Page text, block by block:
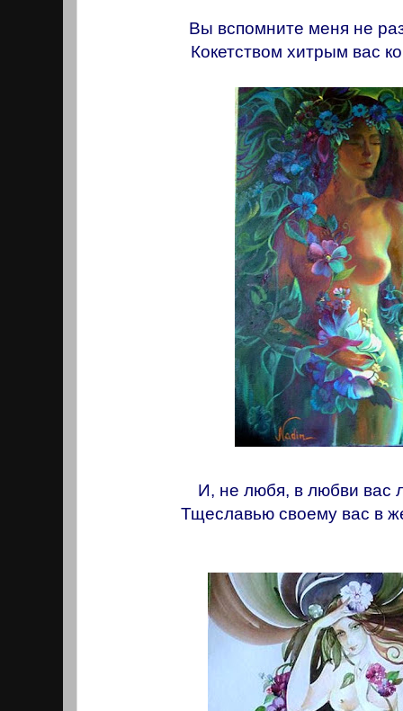
Вы вспомните меня не
Кокетством хитрым вас
И, не любя, в любви вас
Тщеславью своему вас в